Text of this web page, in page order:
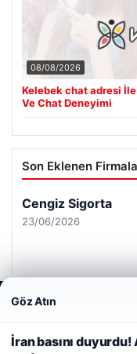
08/08/2026
Kelebek chat adresi
Ve Chat Deneyimi
Son Eklenen
Cengiz Sigorta
23/06/2026
© 2026 Habersor – Yeni
Web sitemizi nasıl
deneyiminizi
kullanıyoruz. Çerez
Göz Atın
İran basını